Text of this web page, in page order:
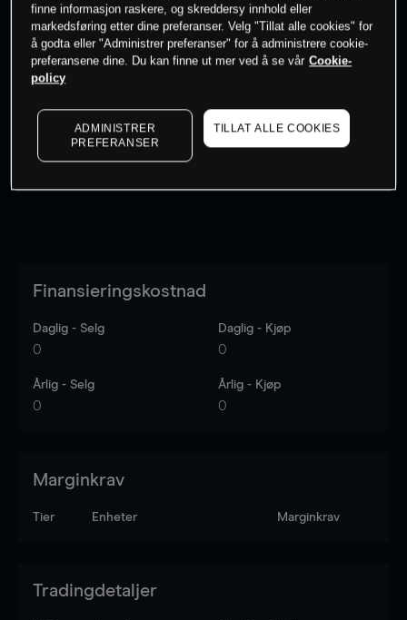
Søk om konto
Kursene er veiledende. to see latest market data
Finansieringskostnad
Daglig - Selg
0
Daglig - Kjøp
0
Årlig - Selg
0
Årlig - Kjøp
0
Marginkrav
Tier Enheter Marginkrav
Tradingdetaljer
finne informasjon raskere, og skreddersy innhold eller
markedsføring etter dine preferanser. Velg "Tillat alle cookies" for
å godta eller "Administrer preferanser" for å administrere cookie-
preferansene dine. Du kan finne ut mer ved å se vår Cookie-
policy
ADMINISTRER
PREFERANSER
TILLAT ALLE COOKIES